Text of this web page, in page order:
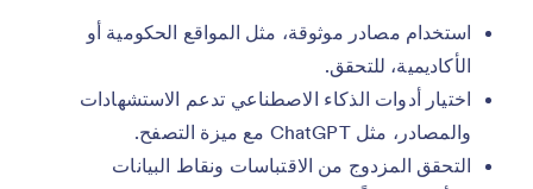
استخدام مصادر موثوقة، مثل المواقع الحكومية أو
الأكاديمية، للتحقق.
اختيار أدوات الذكاء الاصطناعي تدعم الاستشهادات
والمصادر، مثل ChatGPT مع ميزة التصفح.
التحقق المزدوج من الاقتباسات ونقاط البيانات